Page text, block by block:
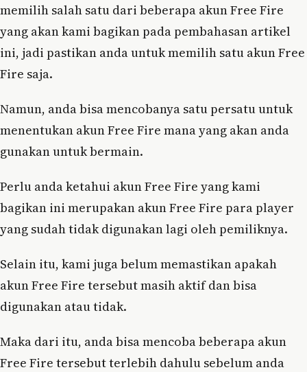
memilih salah satu dari beberapa akun Free Fire
yang akan kami bagikan pada pembahasan artikel
ini, jadi pastikan anda untuk memilih satu akun Free
Fire saja.
Namun, anda bisa mencobanya satu persatu untuk
menentukan akun Free Fire mana yang akan anda
gunakan untuk bermain.
Perlu anda ketahui akun Free Fire yang kami
bagikan ini merupakan akun Free Fire para player
yang sudah tidak digunakan lagi oleh pemiliknya.
Selain itu, kami juga belum memastikan apakah
akun Free Fire tersebut masih aktif dan bisa
digunakan atau tidak.
Maka dari itu, anda bisa mencoba beberapa akun
Free Fire tersebut terlebih dahulu sebelum anda